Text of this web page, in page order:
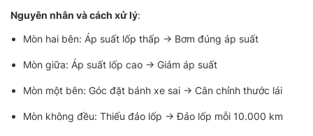
Nguyên nhân và cách xử lý:
Mòn hai bên: Áp suất lốp thấp → Bơm đúng áp suất
Mòn giữa: Áp suất lốp cao → Giảm áp suất
Mòn một bên: Góc đặt bánh xe sai → Cân chỉnh thước lái
Mòn không đều: Thiếu đảo lốp → Đảo lốp mỗi 10.000 km